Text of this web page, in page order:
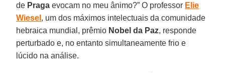
de Praga evocam no meu ânimo?” O professor Elie
Wiesel , um dos máximos intelectuais da comunidade
hebraica mundial, prêmio Nobel da Paz, responde
perturbado e, no entanto simultaneamente frio e
lúcido na análise.